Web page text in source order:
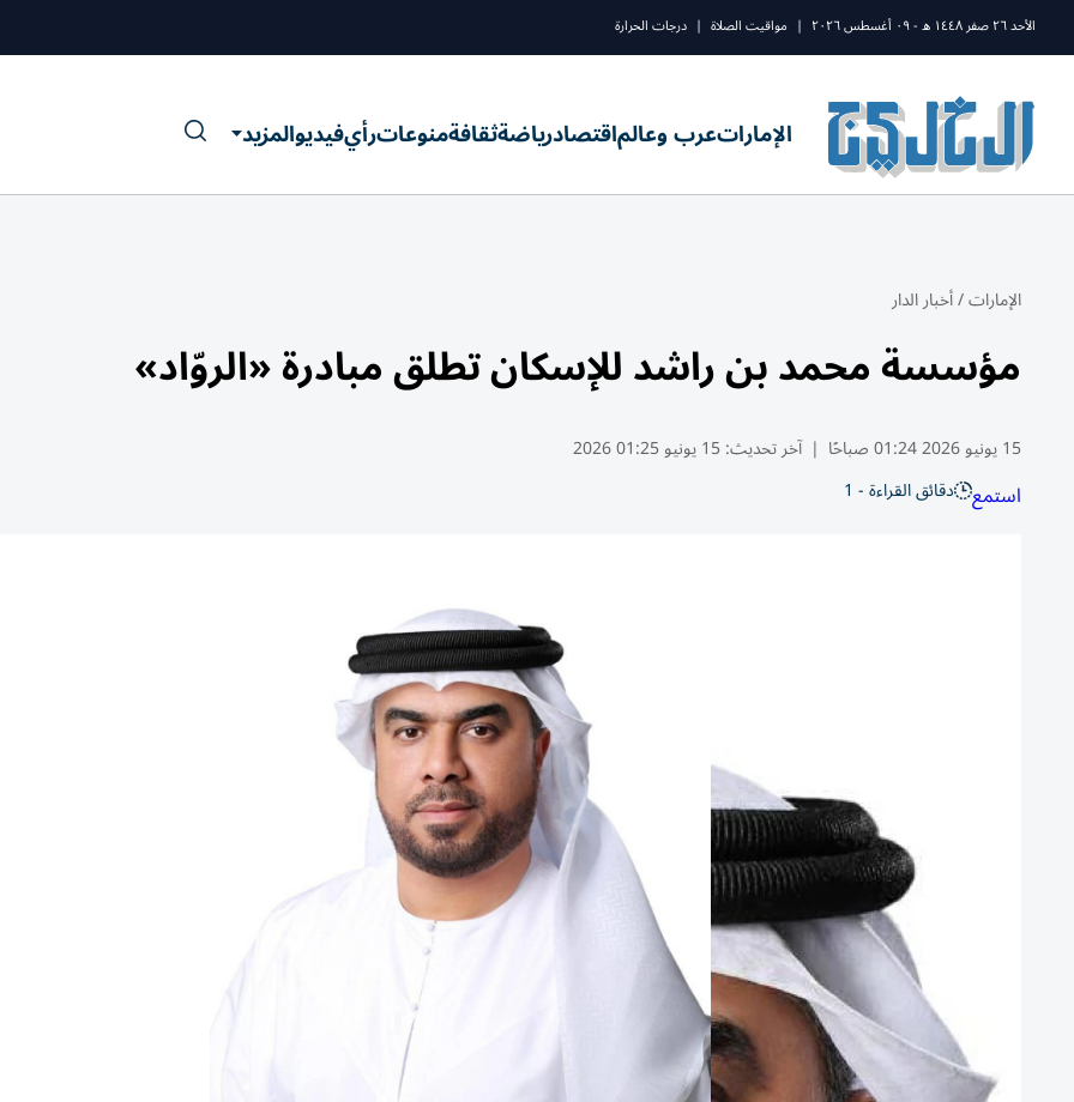
الأحد ٢٦ صفر ١٤٤٨ ه - ٠٩ أغسطس ٢٠٢٦ | مواقيت الصلاة | درجات الحرارة
الإماراتعرب وعالماقتصادرياضةثقافةمنوعاترأيفيديوالمزيد
الإمارات/أخبار الدار
مؤسسة محمد بن راشد للإسكان تطلق مبادرة «الروّاد»
15 يونيو 2026 01:24 صباحًا | آخر تحديث:15 يونيو 01:25 2026
استمع دقائق القراءة - 1